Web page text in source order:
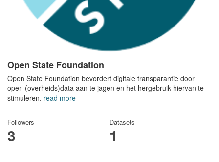
Open State Foundation
Open State Foundation bevordert digitale transparantie door
open (overheids)data aan te jagen en het hergebruik hiervan te
stimuleren. read more
Followers
3
Datasets
1